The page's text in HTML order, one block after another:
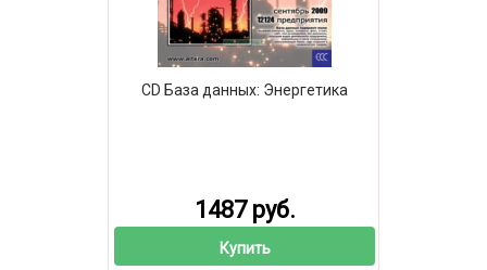
CD База данных: Энергетика
1487 руб.
Купить